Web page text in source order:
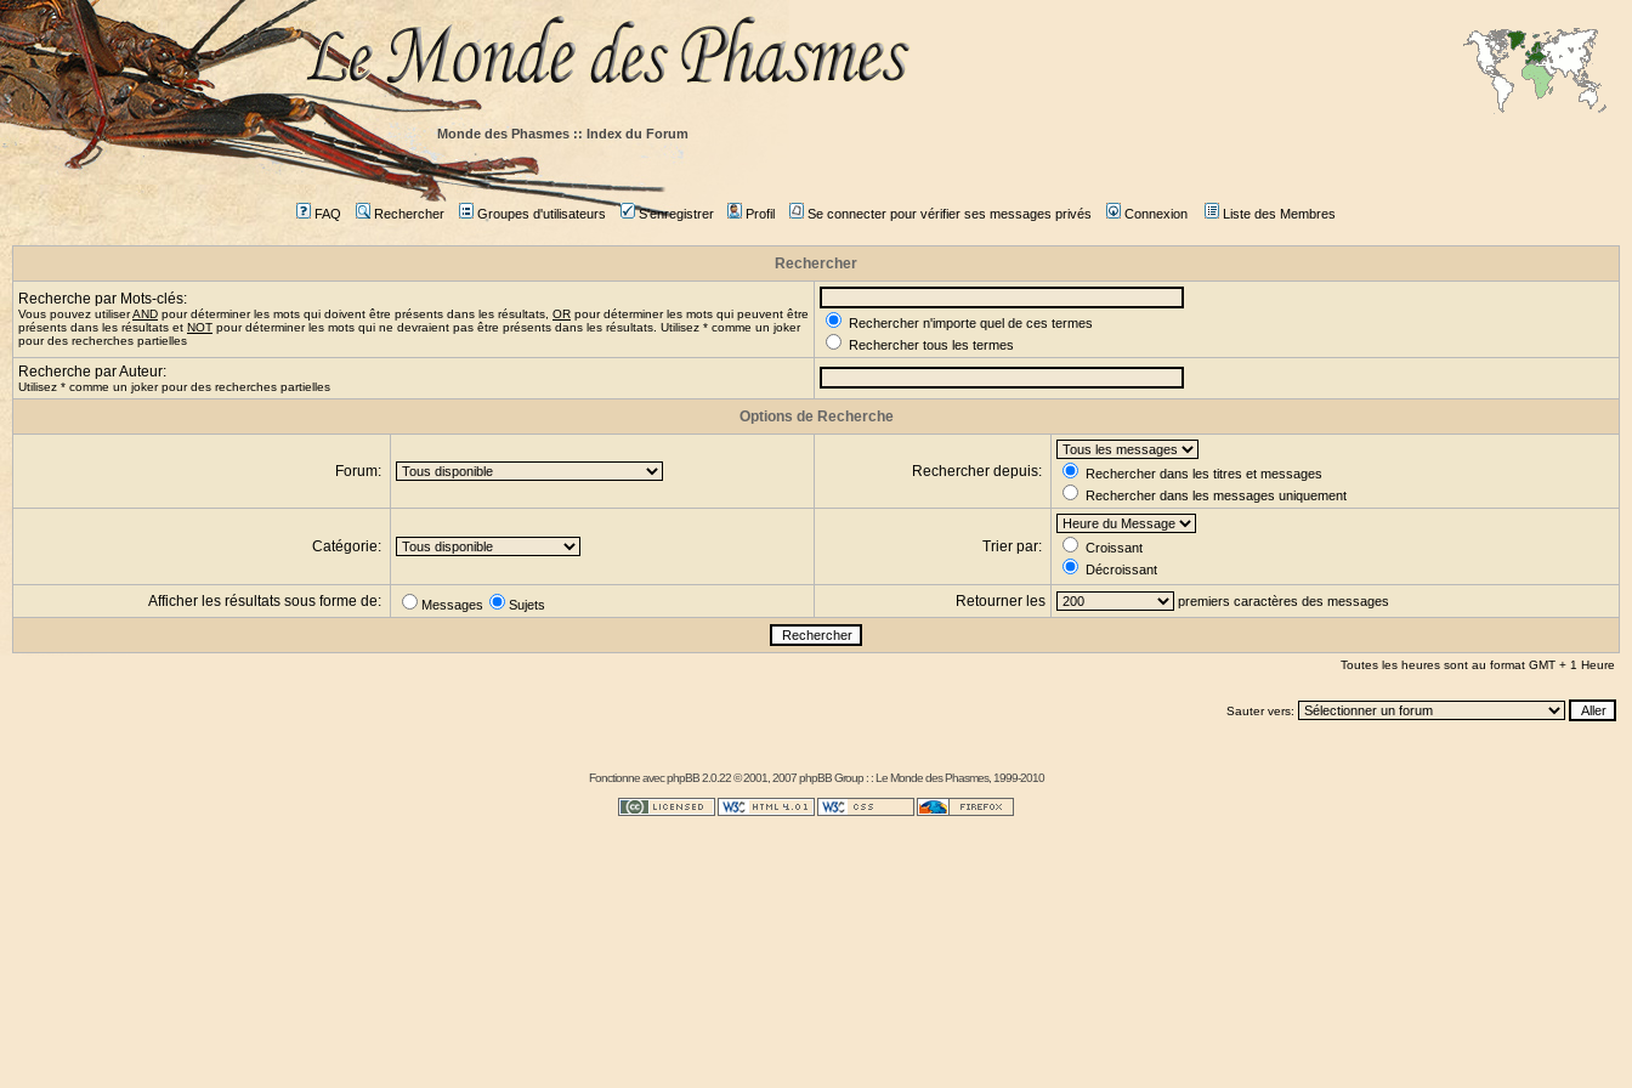
Monde des Phasmes :: Index du Forum
FAQ Rechercher Groupes d'utilisateurs S'enregistrer Profil Se connecter pour vérifier ses messages privés Connexion Liste des Membres
Rechercher
Recherche par Mots-clés:
Vous pouvez utiliserAND pour déterminer les mots qui doivent être présents dans les résultats, OR pour déterminer les mots qui peuvent être
présents dans les résultats et NOT pour déterminer les mots qui ne devraient pas être présents dans les résultats. Utilisez * comme un joker
pour des recherches partielles
Rechercher n'importe quel de ces termes
Rechercher tous les termes
Recherche par Auteur:
Utilisez * comme un joker pour des recherches partielles
Options de Recherche
Forum: Rechercher depuis:
Rechercher dans les titres et messages
Rechercher dans les messages uniquement
Catégorie: Trier par:
Croissant
Décroissant
Afficher les résultats sous forme de: Messages Sujets Retourner les premiers caractères des messages
Toutes les heures sont au format GMT + 1 Heure
Sauter vers:
Fonctionne avecphpBB2.0.22 © 2001, 2007 phpBB Group : :Le Monde des Phasmes, 1999-2010